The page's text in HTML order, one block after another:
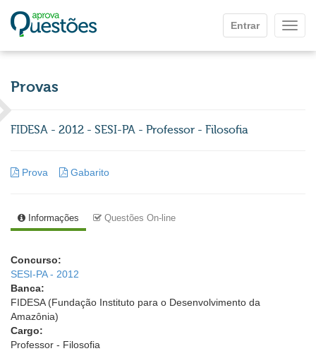
Entrar
Provas
FIDESA - 2012 - SESI-PA - Professor - Filosofia
Prova Gabarito
Informações Questões On-line
Concurso:
SESI-PA - 2012
Banca:
FIDESA (Fundação Instituto para o Desenvolvimento da
Amazônia)
Cargo:
Professor - Filosofia